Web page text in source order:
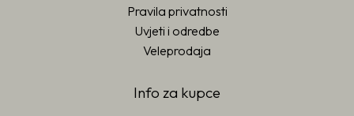
Pravila privatnosti
Uvjeti i odredbe
Veleprodaja
Info za kupce